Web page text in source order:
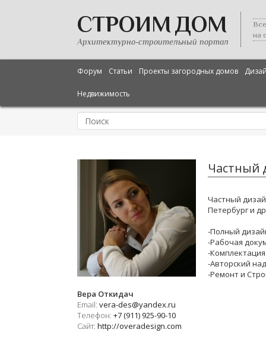
СТРОИМ ДОМ
Архитектурно-строительный портал
на
Форум Статьи Проекты загородных домов
Недвижимость
Вера Откидач
Email: vera-des@yandex.ru
Телефон: +7 (911) 925-90-10
Сайт: http://overadesign.com
Частный
Частный
Петербург и
-Полный
-Рабочая
-Комплектация
-Авторский
-Ремонт и